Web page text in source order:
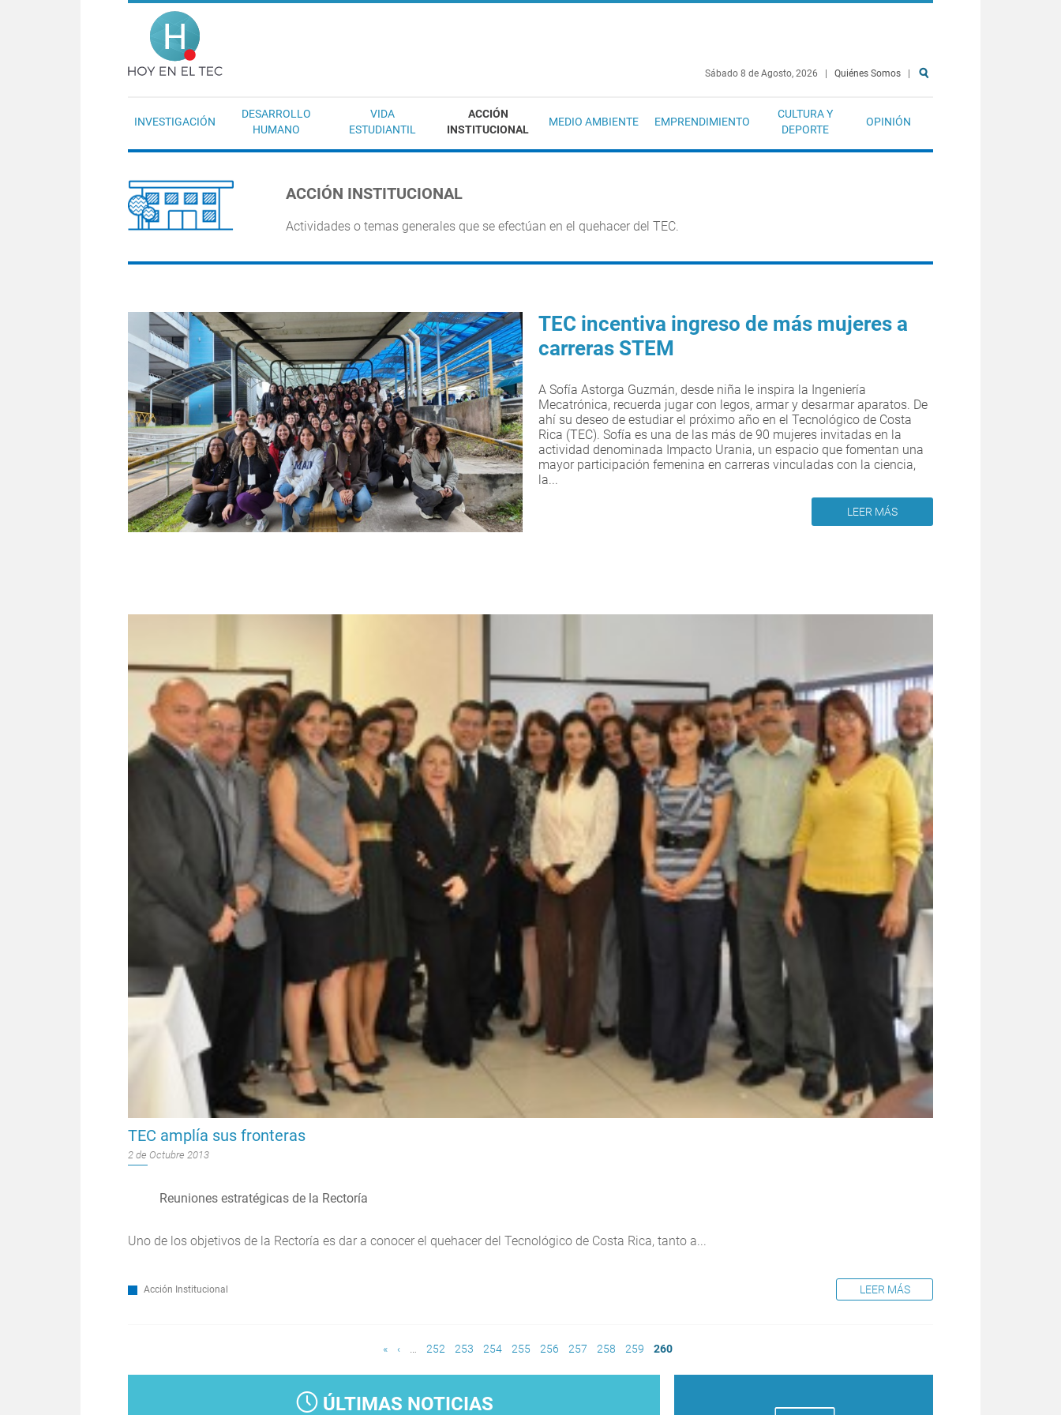
Pasar al contenido principal
Sábado 8 de Agosto, 2026 Quiénes Somos
INVESTIGACIÓN
DESARROLLO
HUMANO
VIDA
ESTUDIANTIL
ACCIÓN
INSTITUCIONAL
MEDIO AMBIENTE EMPRENDIMIENTO
CULTURA Y
DEPORTE
OPINIÓN
ACCIÓN INSTITUCIONAL
Actividades o temas generales que se efectúan en el quehacer del TEC.
TEC incentiva ingreso de más mujeres a
carreras STEM
A Sofía Astorga Guzmán, desde niña le inspira la Ingeniería
Mecatrónica, recuerda jugar con legos, armar y desarmar aparatos. De
ahí su deseo de estudiar el próximo año en el Tecnológico de Costa
Rica (TEC). Sofía es una de las más de 90 mujeres invitadas en la
actividad denominada Impacto Urania, un espacio que fomentan una
mayor participación femenina en carreras vinculadas con la ciencia,
la...
LEER MÁS
TEC amplía sus fronteras
2 de Octubre 2013
Reuniones estratégicas de la Rectoría
Uno de los objetivos de la Rectoría es dar a conocer el quehacer del Tecnológico de Costa Rica, tanto a...
Acción Institucional LEER MÁS
« ‹ … 252 253 254 255 256 257 258 259 260
ÚLTIMAS NOTICIAS